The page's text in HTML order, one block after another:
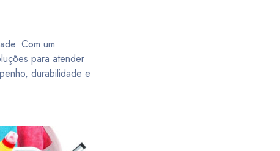
Com um
para atender
durabilidade e